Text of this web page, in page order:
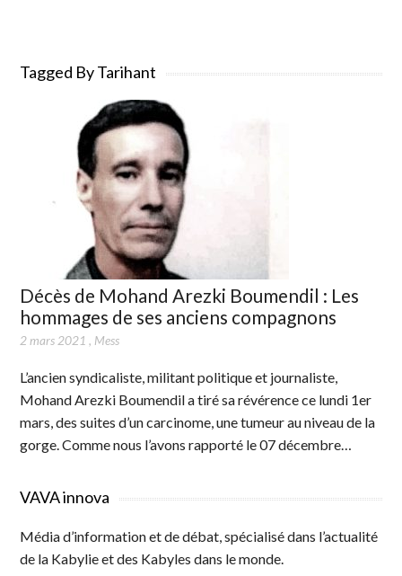
Tagged By Tarihant
Décès de Mohand Arezki Boumendil : Les
hommages de ses anciens compagnons
2 mars 2021 , Mess
L’ancien syndicaliste, militant politique et journaliste,
Mohand Arezki Boumendil a tiré sa révérence ce lundi 1er
mars, des suites d’un carcinome, une tumeur au niveau de la
gorge. Comme nous l’avons rapporté le 07 décembre…
VAVA innova
Média d’information et de débat, spécialisé dans l’actualité
de la Kabylie et des Kabyles dans le monde.